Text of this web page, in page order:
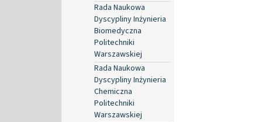
Rada Naukowa
Dyscypliny Inżynieria
Biomedyczna
Politechniki
Warszawskiej
Rada Naukowa
Dyscypliny Inżynieria
Chemiczna
Politechniki
Warszawskiej